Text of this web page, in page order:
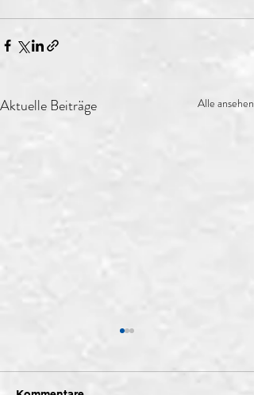
Aktuelle Beiträge Alle ansehen